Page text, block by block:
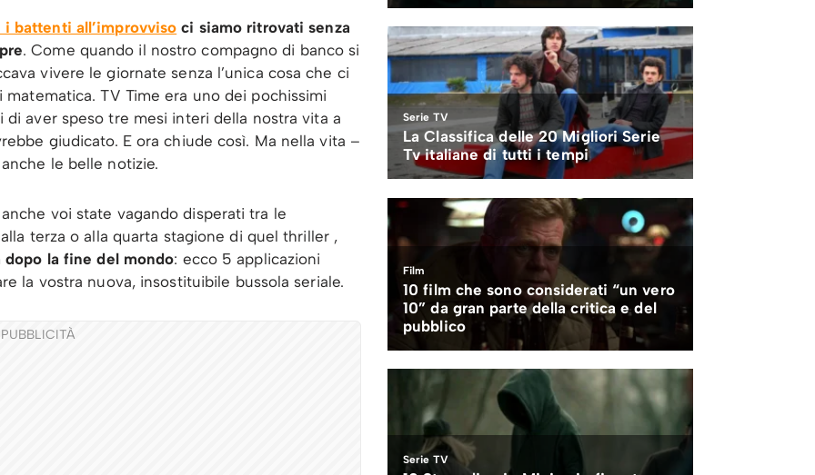
battenti all’improvviso ci siamo ritrovati senza
. Come quando il nostro compagno di banco si
vivere le giornate senza l’unica cosa che ci
TV Time era uno dei pochissimi
aver speso tre mesi interi della nostra vita a
giudicato. E ora chiude così. Ma nella vita –
le belle notizie.
voi state vagando disperati tra le
terza o alla quarta stagione di quel thriller ,
dopo la fine del mondo: ecco 5 applicazioni
la vostra nuova, insostituibile bussola seriale.
PUBBLICITÀ